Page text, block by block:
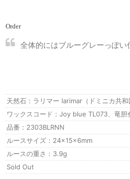
Order
全体的にはブルーグレーっぽい
天然石：ラリマー larimar（ドミニカ共
ワックスコード：Joy blue TL073、竜胆
品番：2303BLRNN
ルースサイズ：24×15×6mm
ルースの重さ：3.9g
Sold Out